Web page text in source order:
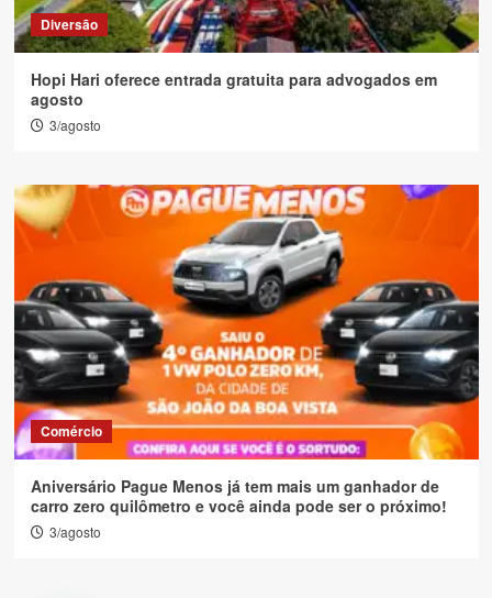
Diversão
Hopi Hari oferece entrada gratuita para advogados em
agosto
3/agosto
Comércio
Aniversário Pague Menos já tem mais um ganhador de
carro zero quilômetro e você ainda pode ser o próximo!
3/agosto